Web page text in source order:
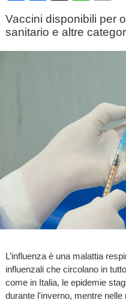
Vaccini disponibili per
sanitario e altre
L’influenza è una malattia
influenzali che circolano in
come in Italia, le epidemie
durante l'inverno, mentre